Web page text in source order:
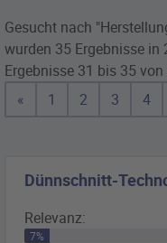
Gesucht nach
wurden 35 Ergebnisse
Ergebnisse 31 bis 35 von
«
1 2 3 4
Dünnschnitt-
Relevanz:
7%